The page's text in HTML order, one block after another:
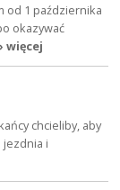
od 1 października
okazywać
więcej
chcieliby, aby
jezdnia i